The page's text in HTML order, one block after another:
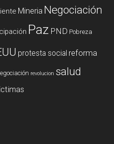
Mineria Negociación
Paz PND Pobreza
protesta social reforma
revolucion salud